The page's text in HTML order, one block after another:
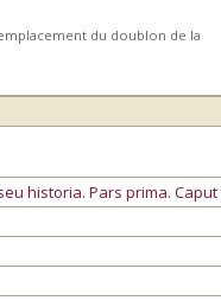
du doublon de la
historia. Pars prima. Caput